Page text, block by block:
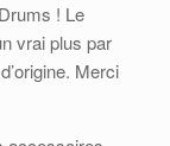
! Le
vrai plus par
Merci